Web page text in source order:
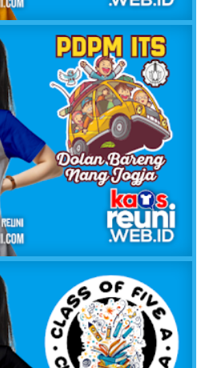
1998 SMP 1 WOLO